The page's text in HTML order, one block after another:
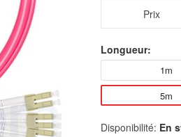
Prix
Longueur:
1m
5m
Disponibilité: En